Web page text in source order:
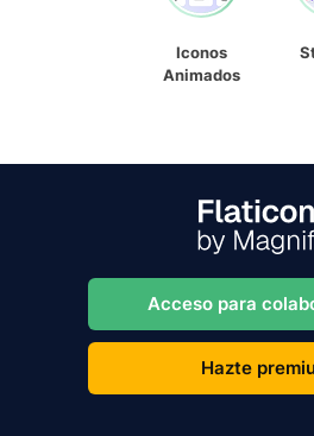
Iconos
Animados
Acceso para
Hazte